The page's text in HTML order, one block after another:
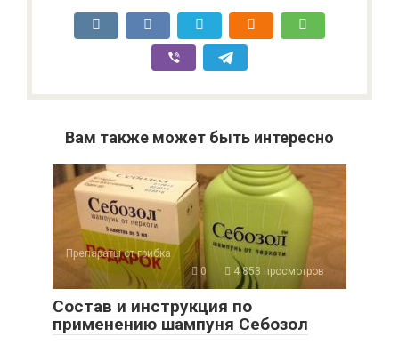
Вам также может быть интересно
Препараты от грибка
0
4 853 просмотров
Состав и инструкция по
применению шампуня Себозол